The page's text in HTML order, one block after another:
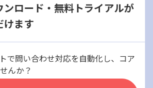
ンロード・無料トライアルが
けます
で問い合わせ対応を自動化し、コア
んか？